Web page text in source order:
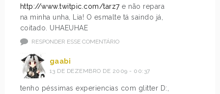
http://www.twitpic.com/tarz7e não repara
na minha unha, Lia! O esmalte tá saindo já,
coitado. UHAEUHAE
RESPONDER ESSE COMENTÁRIO
gaabi
13 DE DEZEMBRO DE 2009 - 00:37
tenho péssimas experiencias com glitter D:,